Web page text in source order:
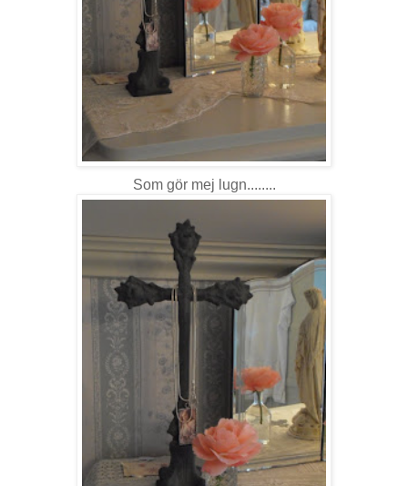
Som gör mej lugn........